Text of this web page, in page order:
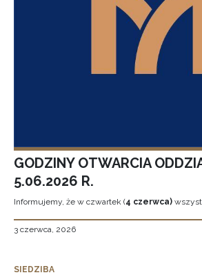
GODZINY OTWARCIA
5.06.2026 R.
Informujemy, że w czwartek (4 czerwca)
3 czerwca, 2026
SIEDZIBA